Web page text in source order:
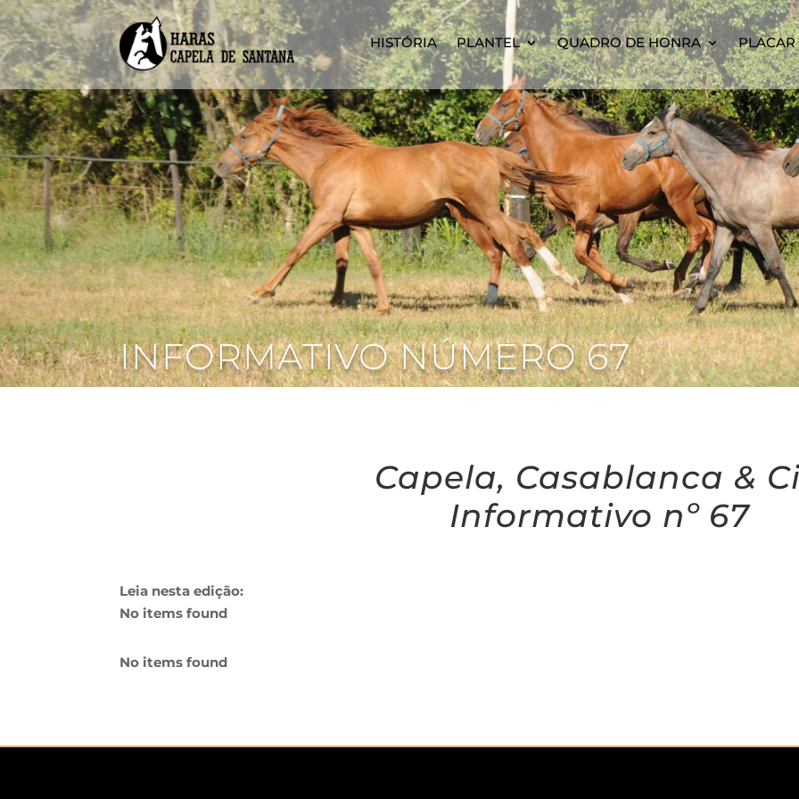
HISTÓRIA PLANTEL QUADRO DE HONRA PLACAR
INFORMATIVO NÚMERO 67
Capela, Casablanca &
Informativo nº 67
Leia nesta edição:
No items found
No items found